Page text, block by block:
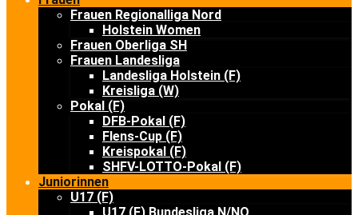
Frauen Regionalliga Nord
Holstein Women
Frauen Oberliga SH
Frauen Landesliga
Landesliga Holstein (F)
Kreisliga (W)
Pokal (F)
DFB-Pokal (F)
Flens-Cup (F)
Kreispokal (F)
SHFV-LOTTO-Pokal (F)
Juniorinnen
U17 (F)